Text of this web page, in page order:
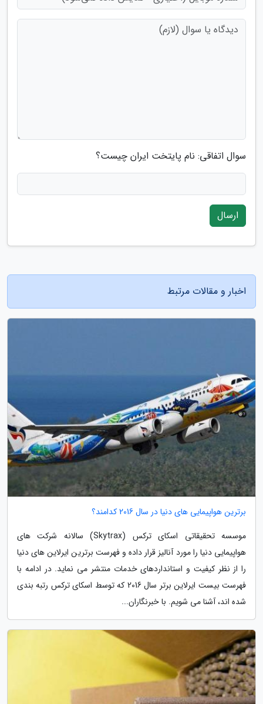
سوال اتفاقی: نام پایتخت ایران چیست؟
ارسال
اخبار و مقالات مرتبط
برترین هواپیمایی های دنیا در سال 2016 کدامند؟
موسسه تحقیقاتی اسکای ترکس (Skytrax) سالانه شرکت های
هواپیمایی دنیا را مورد آنالیز قرار داده و فهرست برترین ایرلاین های دنیا
را از نظر کیفیت و استانداردهای خدمات منتشر می نماید. در ادامه با
فهرست بیست ایرلاین برتر سال 2016 که توسط اسکای ترکس رتبه بندی
شده اند، آشنا می شویم. با خبرنگاران...